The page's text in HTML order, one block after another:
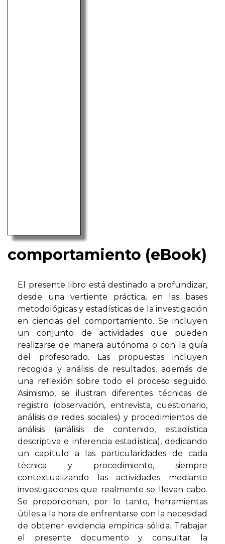
comportamiento (eBook)
El presente libro está destinado a profundizar,
desde una vertiente práctica, en las bases
metodológicas y estadísticas de la investigación
en ciencias del comportamiento. Se incluyen
un conjunto de actividades que pueden
realizarse de manera autónoma o con la guía
del profesorado. Las propuestas incluyen
recogida y análisis de resultados, además de
una reflexión sobre todo el proceso seguido.
Asimismo, se ilustran diferentes técnicas de
registro (observación, entrevista, cuestionario,
análisis de redes sociales) y procedimientos de
análisis (análisis de contenido, estadística
descriptiva e inferencia estadística), dedicando
un capítulo a las particularidades de cada
técnica y procedimiento, siempre
contextualizando las actividades mediante
investigaciones que realmente se llevan cabo.
Se proporcionan, por lo tanto, herramientas
útiles a la hora de enfrentarse con la necesidad
de obtener evidencia empírica sólida. Trabajar
el presente documento y consultar la